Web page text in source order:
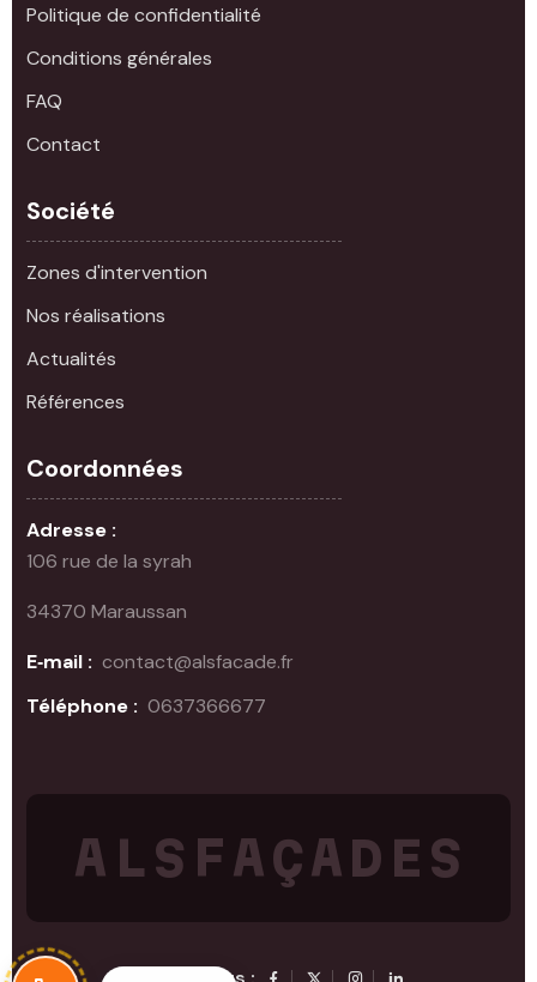
Politique de confidentialité
Conditions générales
FAQ
Contact
Société
Zones d'intervention
Nos réalisations
Actualités
Références
Coordonnées
Adresse :
106 rue de la syrah
34370 Maraussan
E‑mail : contact@alsfacade.fr
Téléphone : 0637366677‬
A L S FAÇAD E S